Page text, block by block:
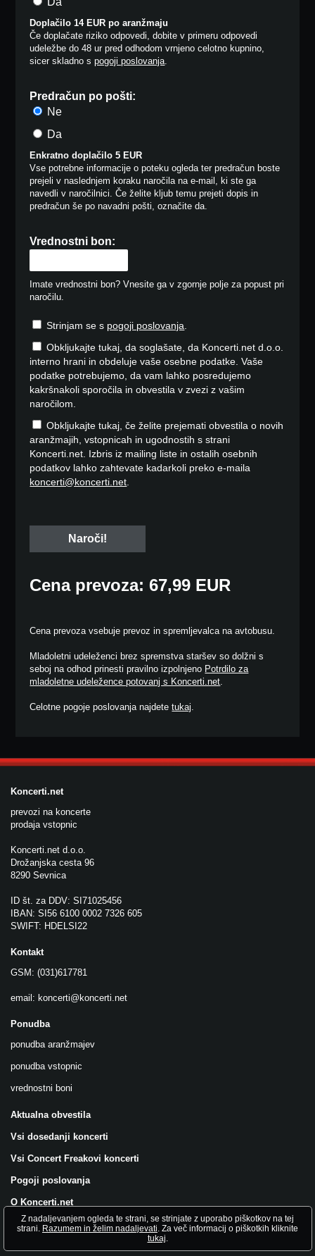
Doplačilo 14 EUR po aranžmaju
Če doplačate riziko odpovedi, dobite v primeru odpovedi
udeležbe do 48 ur pred odhodom vrnjeno celotno kupnino,
sicer skladno spogoji poslovanja.
Predračun po pošti:
Ne
Da
Enkratno doplačilo 5 EUR
Vse potrebne informacije o poteku ogleda ter predračun boste
prejeli v naslednjem koraku naročila na e-mail, ki ste ga
navedli v naročilnici. Če želite kljub temu prejeti dopis in
predračun še po navadni pošti, označite da.
Vrednostni bon:
Imate vrednostni bon? Vnesite ga v zgornje polje za popust pri
naročilu.
Strinjam se s pogoji poslovanja.
Obkljukajte tukaj, da soglašate, da Koncerti.net d.o.o.
interno hrani in obdeluje vaše osebne podatke. Vaše
podatke potrebujemo, da vam lahko posredujemo
kakršnakoli sporočila in obvestila v zvezi z vašim
naročilom.
Obkljukajte tukaj, če želite prejemati obvestila o novih
aranžmajih, vstopnicah in ugodnostih s strani
Koncerti.net. Izbris iz mailing liste in ostalih osebnih
podatkov lahko zahtevate kadarkoli preko e-maila
koncerti@koncerti.net.
Cena prevoza: 67,99 EUR
Cena prevoza vsebuje prevoz in spremljevalca na avtobusu.
Mladoletni udeleženci brez spremstva staršev so dolžni s
seboj na odhod prinesti pravilno izpolnjeno Potrdilo za
mladoletne udeležence potovanj s Koncerti.net.
Celotne pogoje poslovanja najdetetukaj.
Koncerti.net
prevozi na koncerte
prodaja vstopnic
Koncerti.net d.o.o.
Drožanjska cesta 96
8290 Sevnica
ID št. za DDV: SI71025456
IBAN: SI56 6100 0002 7326 605
SWIFT: HDELSI22
Kontakt
GSM: (031)617781
email: koncerti@koncerti.net
Ponudba
ponudba aranžmajev
ponudba vstopnic
vrednostni boni
Aktualna obvestila
Vsi dosedanji koncerti
Vsi Concert Freakovi koncerti
Pogoji poslovanja
O Koncerti.net
Všečkajte nas na FB!
Z nadaljevanjem ogleda te strani, se strinjate z uporabo piškotkov na tej
strani. Razumem in želim nadaljevati. Za več informacij o piškotkih kliknite
tukaj.